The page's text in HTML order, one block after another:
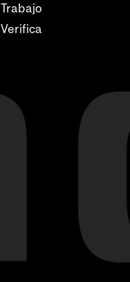
Trabajo
Verifica